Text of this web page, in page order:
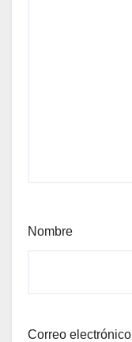
Nombre
Correo electrónico